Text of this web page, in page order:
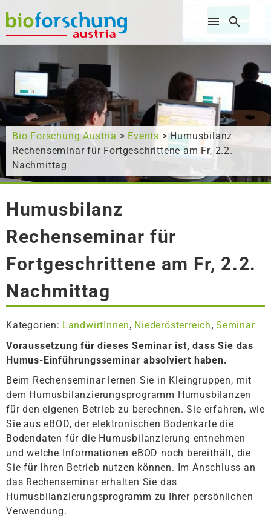
Wonach suchen Sie?
Bio Forschung Austria > Events > Humusbilanz
Rechenseminar für Fortgeschrittene am Fr, 2.2.
Nachmittag
Humusbilanz
Rechenseminar für
Fortgeschrittene am Fr, 2.2.
Nachmittag
Kategorien: LandwirtInnen, Niederösterreich,Seminar
Voraussetzung für dieses Seminar ist, dass Sie das
Humus-Einführungsseminar absolviert haben.
Beim Rechenseminar lernen Sie in Kleingruppen, mit
dem Humusbilanzierungsprogramm Humusbilanzen
für den eigenen Betrieb zu berechnen. Sie erfahren, wie
Sie aus eBOD, der elektronischen Bodenkarte die
Bodendaten für die Humusbilanzierung entnehmen
und welche Informationen eBOD noch bereithält, die
Sie für Ihren Betrieb nutzen können. Im Anschluss an
das Rechenseminar erhalten Sie das
Humusbilanzierungsprogramm zu Ihrer persönlichen
Verwendung.